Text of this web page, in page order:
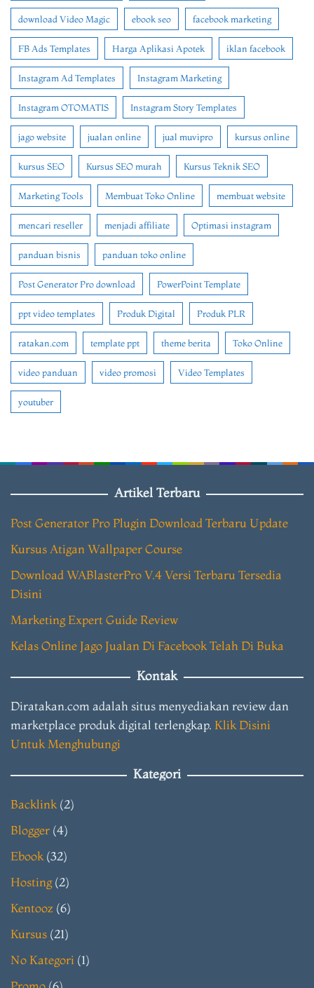
download Video Magic ebook seo facebook marketing
FB Ads Templates Harga Aplikasi Apotek iklan facebook
Instagram Ad Templates Instagram Marketing
Instagram OTOMATIS Instagram Story Templates
jago website jualan online jual muvipro kursus online
kursus SEO Kursus SEO murah Kursus Teknik SEO
Marketing Tools Membuat Toko Online membuat website
mencari reseller menjadi affiliate Optimasi instagram
panduan bisnis panduan toko online
Post Generator Pro download PowerPoint Template
ppt video templates Produk Digital Produk PLR
ratakan.com template ppt theme berita Toko Online
video panduan video promosi Video Templates
youtuber
Artikel Terbaru
Post Generator Pro Plugin Download Terbaru Update
Kursus Atigan Wallpaper Course
Download WABlasterPro V.4 Versi Terbaru Tersedia
Disini
Marketing Expert Guide Review
Kelas Online Jago Jualan Di Facebook Telah Di Buka
Kontak
Diratakan.com adalah situs menyediakan review dan
marketplace produk digital terlengkap. Klik Disini
Untuk Menghubungi
Kategori
Backlink (2)
Blogger (4)
Ebook (32)
Hosting(2)
Kentooz (6)
Kursus (21)
No Kategori (1)